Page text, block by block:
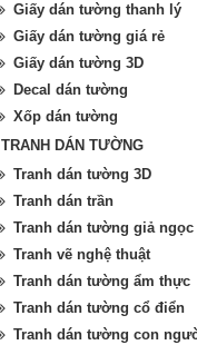
Giấy dán tường thanh lý
Giấy dán tường giá rẻ
Giấy dán tường 3D
Decal dán tường
Xốp dán tường
TRANH DÁN TƯỜNG
Tranh dán tường 3D
Tranh dán trần
Tranh dán tường giả ngọc
Tranh vẽ nghệ thuật
Tranh dán tường ẩm thực
Tranh dán tường cổ điển
Tranh dán tường con